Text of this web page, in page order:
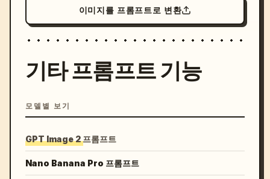
이미지를 프롬프트로 변환
기타 프롬프트 기능
모델별 보기
GPT Image 2 프롬프트
Nano Banana Pro 프롬프트